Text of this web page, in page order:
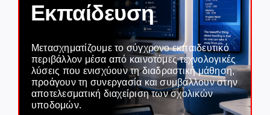
Insights
Careers
Εκπαίδευση
Μετασχηματίζουμε το σύγχρονο εκπαιδευτικό
περιβάλλον μέσα από καινοτόμες τεχνολογικές
λύσεις που ενισχύουν τη διαδραστική μάθηση,
προάγουν τη συνεργασία και συμβάλλουν στην
αποτελεσματική διαχείριση των σχολικών
υποδομών.